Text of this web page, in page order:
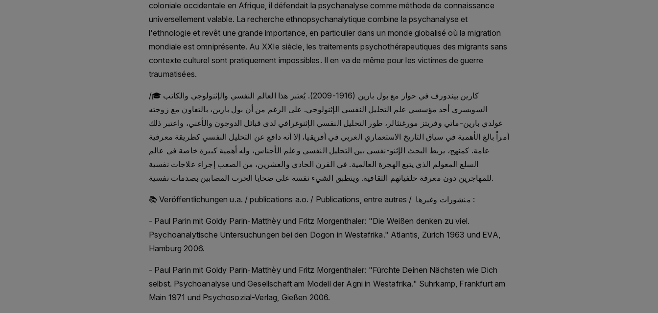
coloniale occidentale en Afrique, il défendait la psychanalyse comme méthode de connaissance
universellement valable. La recherche ethnopsychanalytique combine la psychanalyse et
l'ethnologie et revêt une grande importance, en particulier dans un monde globalisé où la migration
mondiale est omniprésente. Au XXIe siècle, les traitements psychothérapeutiques des migrants sans
contexte culturel sont pratiquement impossibles. Il en va de même pour les victimes de guerre
traumatisées.
/🎓 كارين بيندورف في حوار مع بول بارين (1916-2009). يُعتبر هذا العالم النفسي والإثنولوجي والكاتب
السويسري أحد مؤسسي علم التحليل النفسي الإثنولوجي. على الرغم من أن بول بارين، بالتعاون مع زوجته
غولدي بارين-ماتي وفريتز مورغنثالر، طور التحليل النفسي الإثنوغرافي لدى قبائل الدوجون والأغني، واعتبر ذلك
أمراً بالغ الأهمية في سياق التاريخ الاستعماري الغربي في أفريقيا، إلا أنه دافع عن التحليل النفسي كطريقة معرفية
عامة. كمنهج، يربط البحث الإثنو-نفسي بين التحليل النفسي وعلم الأجناس، وله أهمية كبيرة خاصة في عالم
السلع المعولم الذي يتبع الهجرة العالمية. في القرن الحادي والعشرين، من الصعب إجراء علاجات نفسية
للمهاجرين دون معرفة خلفياتهم الثقافية. وينطبق الشيء نفسه على ضحايا الحرب المصابين بصدمات نفسية.
📚 Veröffentlichungen u.a. / publications a.o. / Publications, entre autres / منشورات وغيرها :
- Paul Parin mit Goldy Parin-Matthèy und Fritz Morgenthaler: "Die Weißen denken zu viel.
Psychoanalytische Untersuchungen bei den Dogon in Westafrika." Atlantis, Zürich 1963 und EVA,
Hamburg 2006.
- Paul Parin mit Goldy Parin-Matthèy und Fritz Morgenthaler: "Fürchte Deinen Nächsten wie Dich
selbst. Psychoanalyse und Gesellschaft am Modell der Agni in Westafrika." Suhrkamp, Frankfurt am
Main 1971 und Psychosozial-Verlag, Gießen 2006.